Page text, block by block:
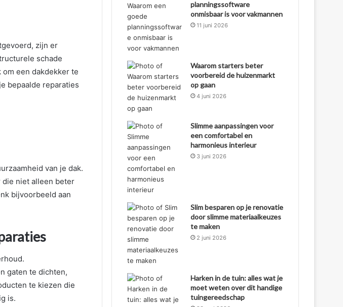
zijn er
schade
een dakdekker te
bepaalde reparaties
van je dak.
niet alleen beter
bijvoorbeeld aan
gaten te dichten,
te kiezen die
is.
planningssoftware
onmisbaar is voor vakmannen
11 juni 2026
Waarom starters beter
voorbereid de huizenmarkt
op gaan
4 juni 2026
Slimme aanpassingen voor
een comfortabel en
harmonieus interieur
3 juni 2026
Slim besparen op je renovatie
door slimme materiaalkeuzes
te maken
2 juni 2026
Harken in de tuin: alles wat je
moet weten over dit handige
tuingereedschap